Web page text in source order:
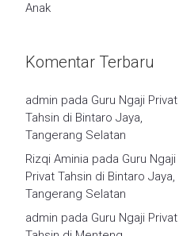
Anak
Komentar Terbaru
admin pada Guru Ngaji Privat
Tahsin di Bintaro Jaya,
Tangerang Selatan
Rizqi Aminia pada Guru Ngaji
Privat Tahsin di Bintaro Jaya,
Tangerang Selatan
admin pada Guru Ngaji Privat